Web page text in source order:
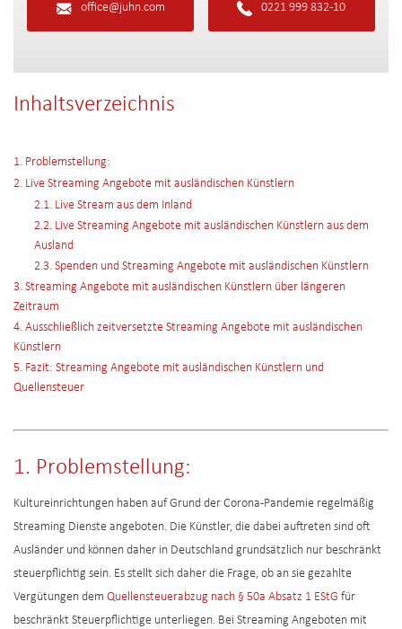
office@juhn.com 0221 999 832-10
Inhaltsverzeichnis
1. Problemstellung:
2. Live Streaming Angebote mit ausländischen Künstlern
2.1. Live Stream aus dem Inland
2.2. Live Streaming Angebote mit ausländischen Künstlern aus dem
Ausland
2.3. Spenden und Streaming Angebote mit ausländischen Künstlern
3. Streaming Angebote mit ausländischen Künstlern über längeren
Zeitraum
4. Ausschließlich zeitversetzte Streaming Angebote mit ausländischen
Künstlern
5. Fazit: Streaming Angebote mit ausländischen Künstlern und
Quellensteuer
1. Problemstellung:
Kultureinrichtungen haben auf Grund der Corona-Pandemie regelmäßig
Streaming Dienste angeboten. Die Künstler, die dabei auftreten sind oft
Ausländer und können daher in Deutschland grundsätzlich nur beschränkt
steuerpflichtig sein. Es stellt sich daher die Frage, ob an sie gezahlte
Vergütungen dem Quellensteuerabzug nach § 50a Absatz 1 EStG für
beschränkt Steuerpflichtige unterliegen. Bei Streaming Angeboten mit